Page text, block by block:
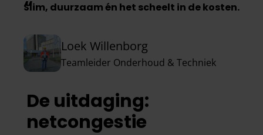
Slim, duurzaam én het scheelt in de kosten.
Loek Willenborg
Teamleider Onderhoud & Techniek
De uitdaging:
netcongestie